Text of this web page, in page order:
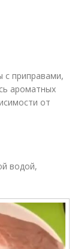
с приправами,
ароматных
от
водой,